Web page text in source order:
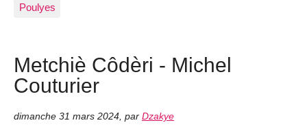
Poulyes
Metchiè Côdèri - Michel
Couturier
dimanche 31 mars 2024 par Dzakye